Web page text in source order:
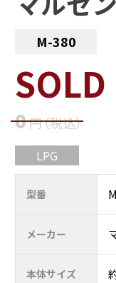
M-380
0円（税込）
LPG
型番
メーカー
本体サイズ